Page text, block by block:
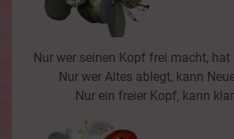
Nur wer seinen Kopf frei macht, hat
Nur wer Altes ablegt, kann
Nur ein freier Kopf, kann